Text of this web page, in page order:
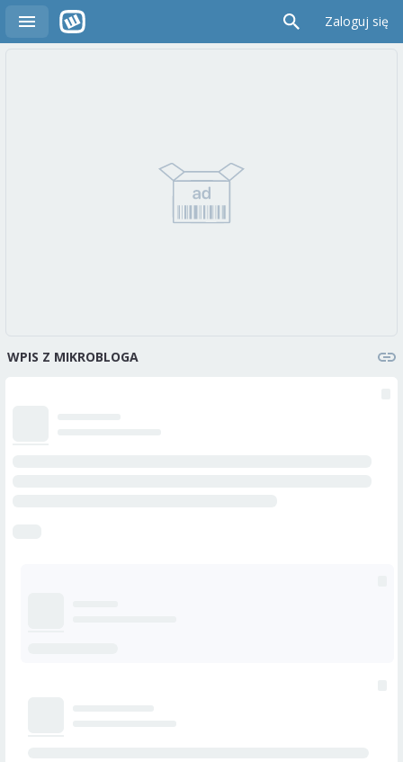
Zaloguj się
WPIS Z MIKROBLOGA